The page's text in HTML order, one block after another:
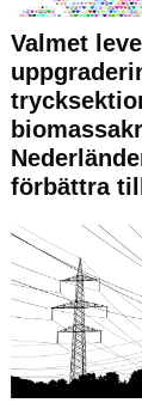
Valmet
förbättra